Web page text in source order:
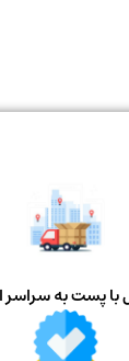
با پست به سراسر